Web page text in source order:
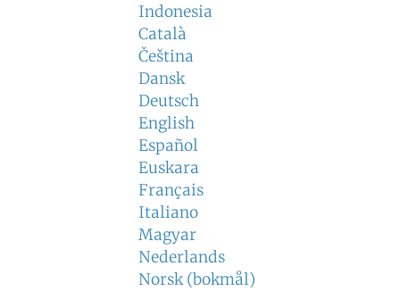
Indonesia
Català
Čeština
Dansk
Deutsch
English
Español
Euskara
Français
Italiano
Magyar
Nederlands
Norsk (bokmål)